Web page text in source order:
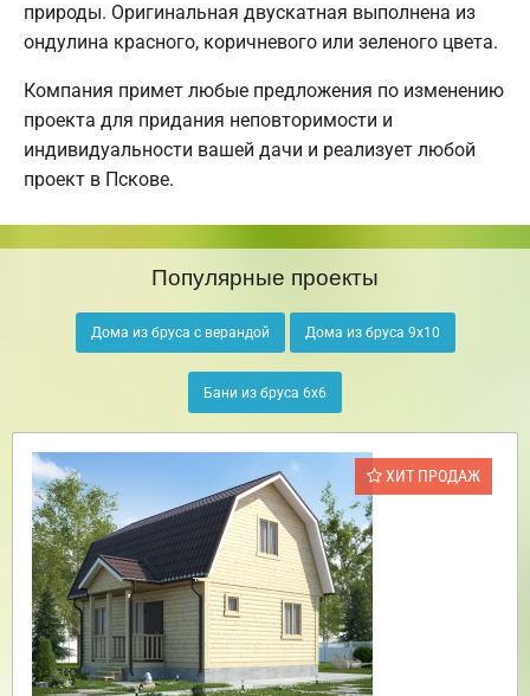
природы. Оригинальная двускатная выполнена из
ондулина красного, коричневого или зеленого цвета.
Компания примет любые предложения по изменению
проекта для придания неповторимости и
индивидуальности вашей дачи и реализует любой
проект в Пскове.
Популярные проекты
Дома из бруса с верандой Дома из бруса 9х10
Бани из бруса 6х6
ХИТ ПРОДАЖ